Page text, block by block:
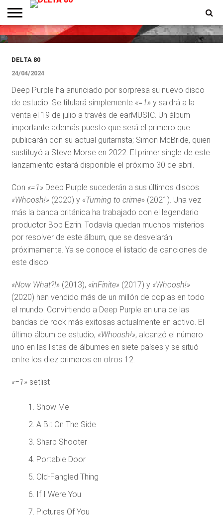
ENTREVISTAS
PREMIOS
PRODUCCIONES
PROGRAMACION
CONTACTO
HOMEPAGE
Deep Purple lanzará un nuevo
álbum en julio
DELTA 80
24/04/2024
Deep Purple ha anunciado por sorpresa su nuevo disco
de estudio. Se titulará simplemente «=1»y saldrá a la
venta el 19 de julio a través de earMUSIC. Un álbum
importante además puesto que será el primero que
publicarán con su actual guitarrista; Simon McBride, quien
sustituyó a Steve Morse en 2022. El primer single de este
lanzamiento estará disponible el próximo 30 de abril.
Con «=1»Deep Purple sucederán a sus últimos discos
«Whoosh!»(2020) y «Turning to crime»(2021). Una vez
más la banda británica ha trabajado con el legendario
productor Bob Ezrin. Todavía quedan muchos misterios
por resolver de este álbum, que se desvelarán
próximamente. Ya se conoce el listado de canciones de
este disco.
«Now What?!»(2013), «inFinite»(2017) y «Whoosh!»
(2020) han vendido más de un millón de copias en todo
el mundo. Convirtiendo a Deep Purple en una de las
bandas de rock más exitosas actualmente en activo. El
último álbum de estudio, «Whoosh!», alcanzó el número
uno en las listas de álbumes en siete países y se situó
entre los diez primeros en otros 12.
«=1»setlist
Show Me
A Bit On The Side
Sharp Shooter
Portable Door
Old-Fangled Thing
If I Were You
Pictures Of You